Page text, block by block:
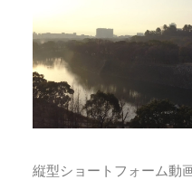
縦型ショートフォーム動